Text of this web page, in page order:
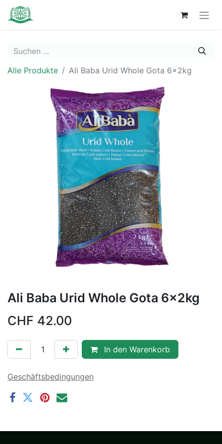
Alle Produkte Ali Baba Urid Whole Gota 6x2kg
Ali Baba Urid Whole Gota 6x2kg
CHF 42.00
In den Warenkorb
Geschäftsbedingungen